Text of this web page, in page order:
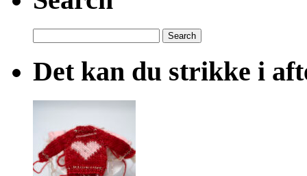
for:
Det kan du strikke i